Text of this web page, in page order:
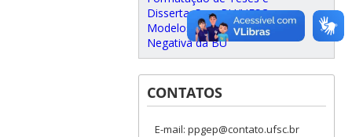
Dissertação – BU/UFSC
Modelos para apresentações
Negativa da BU
CONTATOS
E-mail: ppgep@contato.ufsc.br